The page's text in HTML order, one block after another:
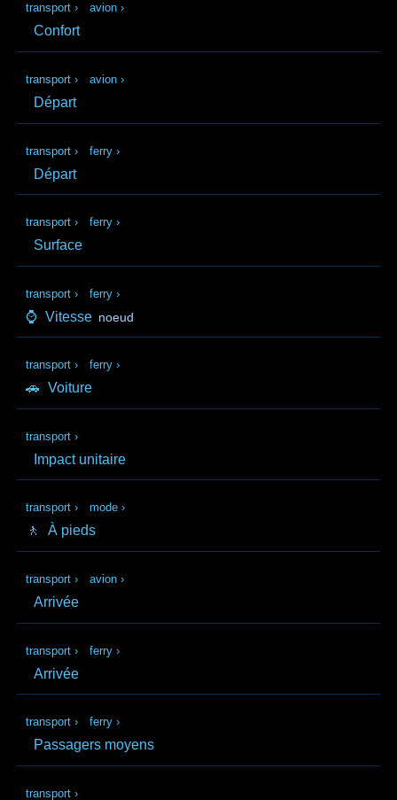
transport › avion ›
Confort
transport › avion ›
Départ
transport › ferry ›
Départ
transport › ferry ›
Surface
transport › ferry ›
⌚ Vitesse noeud
transport › ferry ›
🚗 Voiture
transport ›
Impact unitaire
transport › mode ›
🚶 À pieds
transport › avion ›
Arrivée
transport › ferry ›
Arrivée
transport › ferry ›
Passagers moyens
transport ›